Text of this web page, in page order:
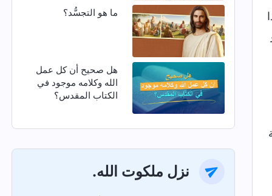
ما هو التجسُّد؟
هل صحيح أن كل عمل
الله وكلامه موجود في
الكتاب المقدس؟
نزل ملكوت الله.